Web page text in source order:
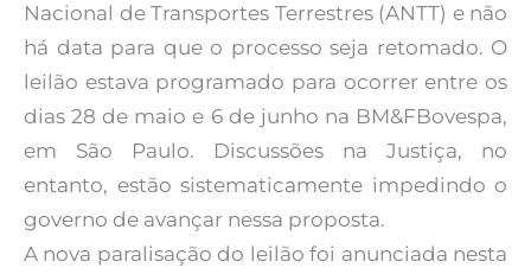
Nacional de Transportes Terrestres (ANTT) e não
há data para que o processo seja retomado. O
leilão estava programado para ocorrer entre os
dias 28 de maio e 6 de junho na BM&FBovespa,
em São Paulo. Discussões na Justiça, no
entanto, estão sistematicamente impedindo o
governo de avançar nessa proposta.
A nova paralisação do leilão foi anunciada nesta